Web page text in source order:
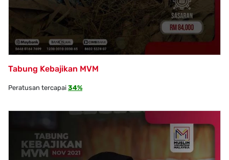
Tabung Kebajikan MVM
Peratusan tercapai 34%